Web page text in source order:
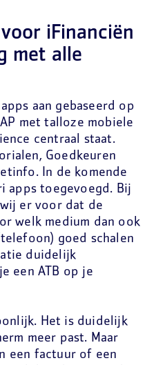
iFinanciën
met alle
aan gebaseerd op
met talloze mobiele
centraal staat.
Goedkeuren
In de komende
apps toegevoegd. Bij
er voor dat de
welk medium dan ook
goed schalen
duidelijk
een ATB op je
Het is duidelijk
meer past. Maar
een factuur of een